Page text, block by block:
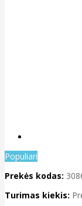
Populiari
Prekės kodas:
Turimas kiekis: